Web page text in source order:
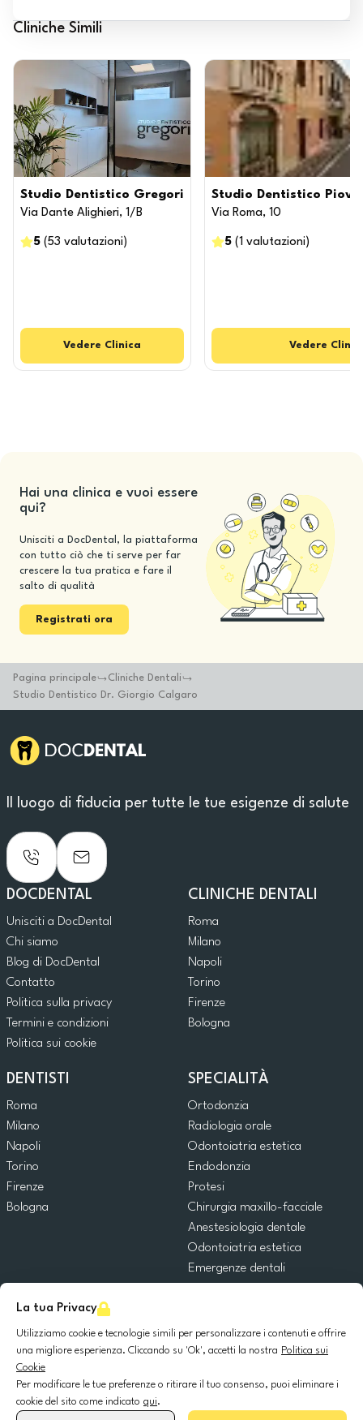
La tua Privacy
Utilizziamo cookie e tecnologie simili per personalizzare i contenuti e offrire
una migliore esperienza. Cliccando su 'Ok', accetti la nostra Politica sui
Cookie
Per modificare le tue preferenze o ritirare il tuo consenso, puoi eliminare i
cookie del sito come indicato qui.
Cliniche Simili
Studio Dentistico Gregori
Via Dante Alighieri, 1/B
5 (53 valutazioni )
Vedere Clinica
Studio Dentistico
Via Roma, 10
5 (1 valutazioni )
Vedere
Hai una clinica e vuoi essere
qui?
Unisciti a DocDental, la piattaforma
con tutto ciò che ti serve per far
crescere la tua pratica e fare il
salto di qualità
Registrati ora
Pagina principale
Cliniche Dentali
Studio Dentistico Dr. Giorgio Calgaro
Il luogo di fiducia per tutte le tue esigenze di salute
DOCDENTAL
Unisciti a DocDental
Chi siamo
Blog di DocDental
Contatto
Politica sulla privacy
Termini e condizioni
Politica sui cookie
CLINICHE DENTALI
Roma
Milano
Napoli
Torino
Firenze
Bologna
DENTISTI
Roma
Milano
Napoli
Torino
Firenze
Bologna
SPECIALITÀ
Ortodonzia
Radiologia orale
Odontoiatria estetica
Endodonzia
Protesi
Chirurgia maxillo-facciale
Anestesiologia dentale
Odontoiatria estetica
Emergenze dentali
Chirurgia orale
Implantologia dentale
© 2025 DocDental. Tutti i diritti riservati.